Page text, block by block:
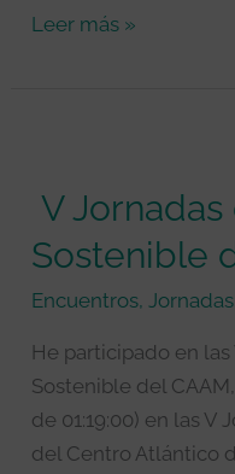
Leer más »
V
Sostenible
Encuentros,
He participado en
Sostenible del
de 01:19:00) en las V
del Centro Atlántico
del
Aula
Sostenible
del